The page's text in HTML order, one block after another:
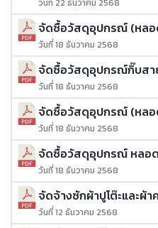
วันที่ 22 ธันวาคม 2568
จัดซื้อวัสดุอุปกรณ์ (หลอ
วันที่ 18 ธันวาคม 2568
จัดซื้อวัสดุอุปกรณ์กิ๊บสา
วันที่ 18 ธันวาคม 2568
จัดซื้อวัสดุอุปกรณ์ (หลอ
วันที่ 18 ธันวาคม 2568
จัดซื้อวัสดุอุปกรณ์ หลอด
วันที่ 18 ธันวาคม 2568
จัดจ้างซักผ้าปูโต๊ะและผ้
วันที่ 12 ธันวาคม 2568